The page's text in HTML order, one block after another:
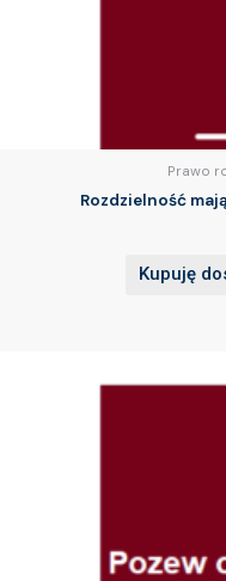
Prawo
Rozdzielność
Kupuję